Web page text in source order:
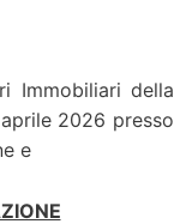
Immobiliari della
2026 presso
e